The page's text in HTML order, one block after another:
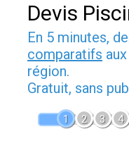
Devis
En 5 minutes,
comparatifs aux
région.
Gratuit, sans
1 2 3 4